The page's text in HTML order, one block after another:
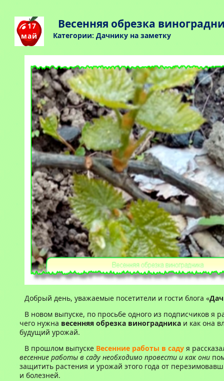
17
май
Весенняя обрезка
Категории: Дачнику на заметку
Добрый день, уважаемые посетители и гости блога «
В новом выпуске, по просьбе одного из подписчиков я
чего нужна весенняя обрезка виноградника и как она
будущий урожай.
В прошлом выпуске Весенние работы в саду я
весенние работы в саду необходимо провести и как они
защитить растения и урожай этого года от
и болезней.